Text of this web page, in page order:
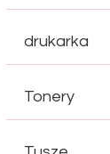
drukarka
Tonery